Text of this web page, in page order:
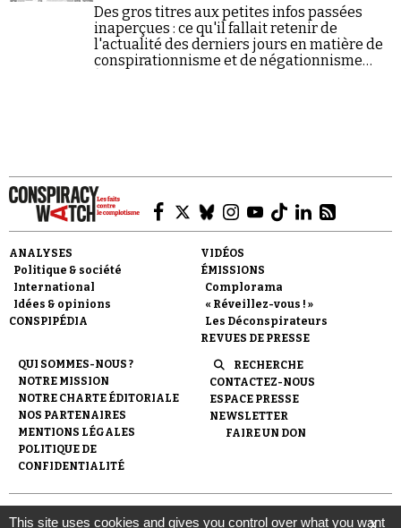
Revues de presse
Faire un don
Demander à Vera
Des gros titres aux petites infos passées
inaperçues : ce qu'il fallait retenir de
l'actualité des derniers jours en matière de
conspirationnisme et de négationnisme
ANALYSES
Politique & société
International
Idées & opinions
CONSPIPÉDIA
VIDÉOS
ÉMISSIONS
Complorama
« Réveillez-vous ! »
Les Déconspirateurs
REVUES DE PRESSE
QUI SOMMES-NOUS ?
NOTRE MISSION
NOTRE CHARTE ÉDITORIALE
NOS PARTENAIRES
MENTIONS LÉGALES
POLITIQUE DE
CONFIDENTIALITÉ
RECHERCHE
CONTACTEZ-NOUS
ESPACE PRESSE
NEWSLETTER
FAIRE UN DON
© 2007- 2026 Conspiracy Watch | Une réalisation de
X
This site uses cookies and gives you control over what you want